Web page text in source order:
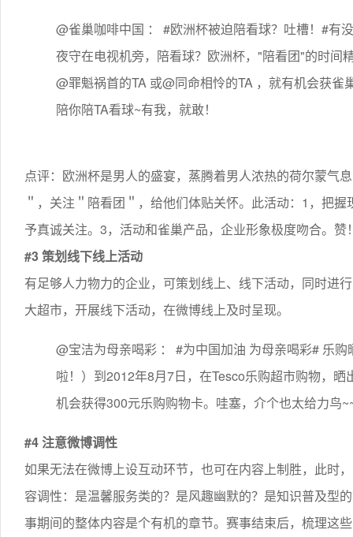
@雀巢咖啡中国 ： #欧洲杯被迫陪看球？吐槽！#有
夜守在电视机旁，陪看球？欧洲杯，"陪看团"的时间
@罪魁祸首的TA 或@同命相怜的TA ，就有机会获
陪你陪TA看球~有我，就敢！
点评：欧洲杯是男人的盛宴，蒸腾着男人浓热的荷尔蒙气
＂，关注＂陪看团＂，给他们体贴关怀。此活动：1，把
予真诚关注。3，活动和雀巢产品，企业形象极度吻合。赞
#3 策划线下线上活动
有足够人力物力的企业，可策划线上、线下活动，同时进
大超市，开展线下活动，在微博线上及时呈现。
@宝洁为母亲喝彩 ： #为中国加油 为母亲喝彩# 乐
啦！）到2012年8月7日，在Tesco乐购超市购物，
机会获得300元乐购购物卡。哇塞，介个也太给力鸟
#4 注意微博调性
如果无法在微博上设互动环节，也可在内容上制胜，此时
容调性：是温馨服务类的？是风趣幽默的？是知识普及型
事期间的整体内容是个有机的章节。赛事结束后，梳理这